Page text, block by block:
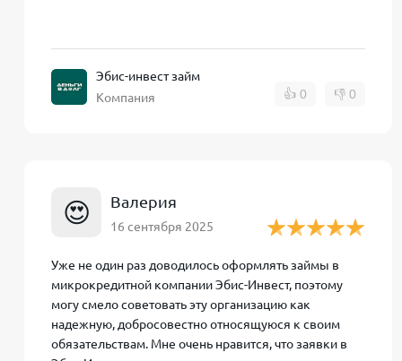
Как оплатить займ
договоре) через кассу любого банка или онлайн-
Адрес офиса Эбис-Инвест находится в г.
поступившие средства сначала направляются на
(стандартная процедура для микрозаймов).
Эбис-инвест займ
Компания
👍 0 👎 0
😍 Валерия
16 сентября 2025
Уже не один раз доводилось оформлять займы в
микрокредитной компании Эбис-Инвест, поэтому
могу смело советовать эту организацию как
надежную, добросовестно относящуюся к своим
обязательствам. Мне очень нравится, что заявки в